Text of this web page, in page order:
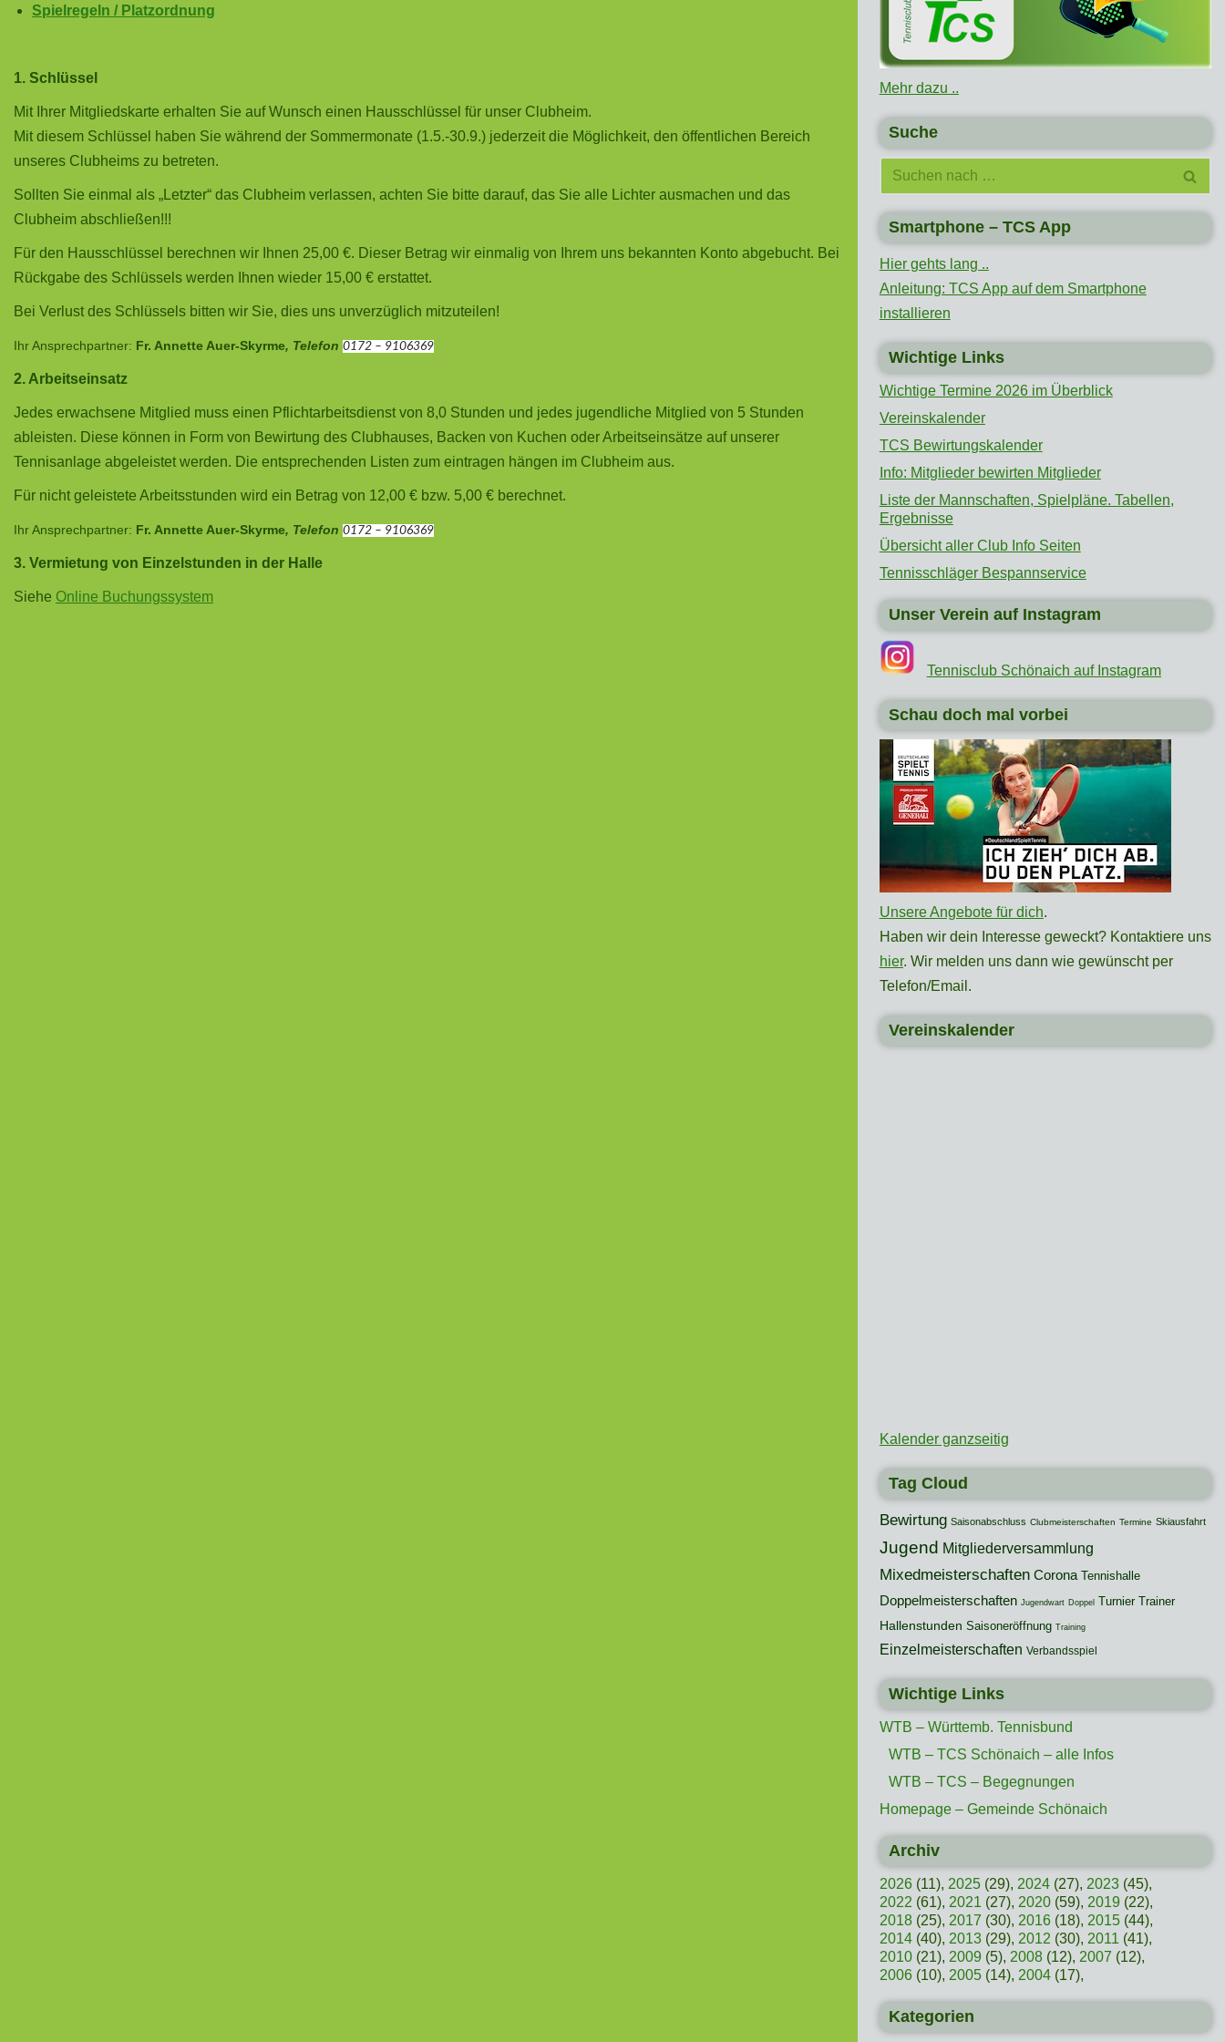
Spielregeln / Platzordnung
1. Schlüssel
Mit Ihrer Mitgliedskarte erhalten Sie auf Wunsch einen Hausschlüssel für unser Clubheim.
Mit diesem Schlüssel haben Sie während der Sommermonate (1.5.-30.9.) jederzeit die Möglichkeit, den öffentlichen Bereich
unseres Clubheims zu betreten.
Sollten Sie einmal als „Letzter“ das Clubheim verlassen, achten Sie bitte darauf, das Sie alle Lichter ausmachen und das
Clubheim abschließen!!!
Für den Hausschlüssel berechnen wir Ihnen 25,00 €. Dieser Betrag wir einmalig von Ihrem uns bekannten Konto abgebucht. Bei
Rückgabe des Schlüssels werden Ihnen wieder 15,00 € erstattet.
Bei Verlust des Schlüssels bitten wir Sie, dies uns unverzüglich mitzuteilen!
Ihr Ansprechpartner: Fr. Annette Auer-Skyrme, Telefon 0172 – 9106369
2. Arbeitseinsatz
Jedes erwachsene Mitglied muss einen Pflichtarbeitsdienst von 8,0 Stunden und jedes jugendliche Mitglied von 5 Stunden
ableisten. Diese können in Form von Bewirtung des Clubhauses, Backen von Kuchen oder Arbeitseinsätze auf unserer
Tennisanlage abgeleistet werden. Die entsprechenden Listen zum eintragen hängen im Clubheim aus.
Für nicht geleistete Arbeitsstunden wird ein Betrag von 12,00 € bzw. 5,00 € berechnet.
Ihr Ansprechpartner: Fr. Annette Auer-Skyrme, Telefon 0172 – 9106369
3. Vermietung von Einzelstunden in der Halle
Siehe Online Buchungssystem
Mehr dazu ..
Suche
Smartphone – TCS App
Hier gehts lang ..
Anleitung: TCS App auf dem Smartphone
installieren
Wichtige Links
Wichtige Termine 2026 im Überblick
Vereinskalender
TCS Bewirtungskalender
Info: Mitglieder bewirten Mitglieder
Liste der Mannschaften, Spielpläne. Tabellen,
Ergebnisse
Übersicht aller Club Info Seiten
Tennisschläger Bespannservice
Unser Verein auf Instagram
Tennisclub Schönaich auf Instagram
Schau doch mal vorbei
Unsere Angebote für dich.
Haben wir dein Interesse geweckt? Kontaktiere uns
hier. Wir melden uns dann wie gewünscht per
Telefon/Email.
Vereinskalender
Kalender ganzseitig
Tag Cloud
Bewirtung Saisonabschluss Clubmeisterschaften Termine Skiausfahrt
Jugend Mitgliederversammlung
Mixedmeisterschaften Corona Tennishalle
Doppelmeisterschaften Jugendwart Doppel Turnier Trainer
Hallenstunden Saisoneröffnung Training
Einzelmeisterschaften Verbandsspiel
Wichtige Links
WTB – Württemb. Tennisbund
WTB – TCS Schönaich – alle Infos
WTB – TCS – Begegnungen
Homepage – Gemeinde Schönaich
Archiv
2026(11), 2025(29), 2024(27), 2023(45),
2022 (61), 2021 (27), 2020(59), 2019(22),
2018(25), 2017 (30), 2016(18), 2015(44),
2014(40), 2013(29), 2012 (30), 2011 (41),
2010(21), 2009(5), 2008(12), 2007 (12),
2006(10), 2005(14), 2004(17),
Kategorien